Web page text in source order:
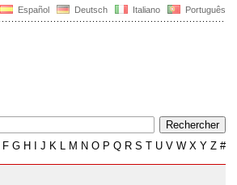
Español Deutsch Italiano Português
F G H J K L M N O P Q R S T U V W X Y Z #